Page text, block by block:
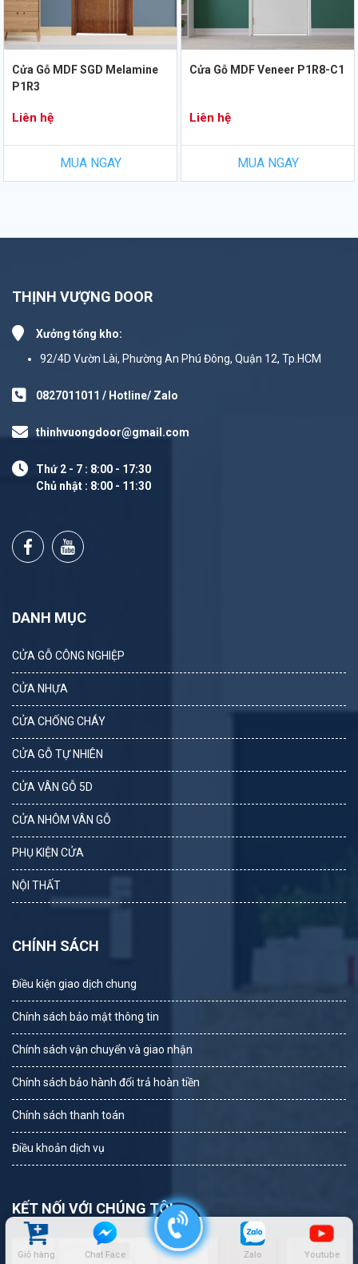
Giỏ hàng Chat Face Zalo Youtube
Cửa Gỗ MDF SGD Melamine
P1R3
Liên hệ
MUA NGAY
Cửa Gỗ MDF Veneer P1R8-C1
Liên hệ
MUA NGAY
THỊNH VƯỢNG DOOR
Xưởng tổng kho:
92/4D Vườn Lài, Phường An Phú Đông, Quận 12, Tp.HCM
0827011011 / Hotline/ Zalo
thinhvuongdoor@gmail.com
Thứ 2 - 7 : 8:00 - 17:30
Chủ nhật : 8:00 - 11:30
DANH MỤC
CỬA GỖ CÔNG NGHIỆP
CỬA NHỰA
CỬA CHỐNG CHÁY
CỬA GỖ TỰ NHIÊN
CỬA VÂN GỖ 5D
CỬA NHÔM VÂN GỖ
PHỤ KIỆN CỬA
NỘI THẤT
CHÍNH SÁCH
Điều kiện giao dịch chung
Chính sách bảo mật thông tin
Chính sách vận chuyển và giao nhận
Chính sách bảo hành đổi trả hoàn tiền
Chính sách thanh toán
Điều khoản dịch vụ
KẾT NỐI VỚI CHÚNG TÔI